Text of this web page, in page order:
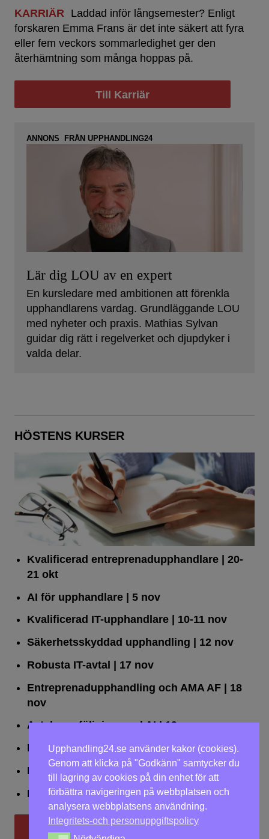
KARRIÄR
Laddad inför långsemester? Enligt
forskaren Emma Frans är det inte säkert att fyra
eller fem veckors sommarledighet ger den
återhämtning som många hoppas på.
Till Karriär
ANNONS FRÅN UPPHANDLING24
Lär dig LOU av en expert
En kursledare med ambitionen att förenkla
upphandlarens vardag. Grundläggande LOU
med nyheter och praxis. Mathias Sylvan
guidar dig rätt i regelverket och djupdyker i
valda delar.
HÖSTENS KURSER
Kvalificerad entreprenad­upphandlare | 20-
21 okt
AI för upphandlare| 5 nov
Kvalificerad IT-upphandlare| 10-11 nov
Säkerhetsskyddad upphandling | 12 nov
Robusta IT-avtal | 17 nov
Entreprenadupphandling och AMA AF| 18
nov
Avtalsuppföljning med AI| 19 nov
Leda upphandlingar effektivt| 25 nov
Dialogförfaranden | 26 nov
LOU på två dagar| 2-3 dec
Till utbildningar
Upphandling24.se använder kakor (cookies).
Genom att klicka på "Godkänn" samtycker du
till lagring av cookies på din enhet för att
förbättra navigeringen på webbplatsen och
analysera webbplatsens användning.
Integritets-och personuppgiftspolicy